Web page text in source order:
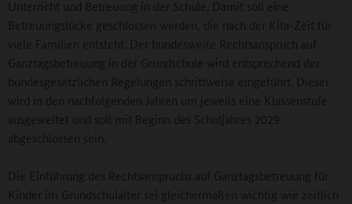
Unterricht und Betreuung in der Schule. Damit soll eine
Betreuungslücke geschlossen werden, die nach der Kita-Zeit für
viele Familien entsteht. Der bundesweite Rechtsanspruch auf
Ganztagsbetreuung in der Grundschule wird entsprechend der
bundesgesetzlichen Regelungen schrittweise eingeführt. Dieser
wird in den nachfolgenden Jahren um jeweils eine Klassenstufe
ausgeweitet und soll mit Beginn des Schuljahres 2029
abgeschlossen sein.
Die Einführung des Rechtsanspruchs auf Ganztagsbetreuung für
Kinder im Grundschulalter sei gleichermaßen wichtig wie zeitlich